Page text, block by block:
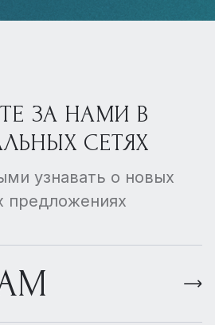
ЗА НАМИ В
СЕТЯХ
узнавать о новых
предложениях